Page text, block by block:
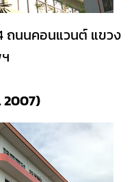
ถนนคอนแวนต์ แขวง
2007)